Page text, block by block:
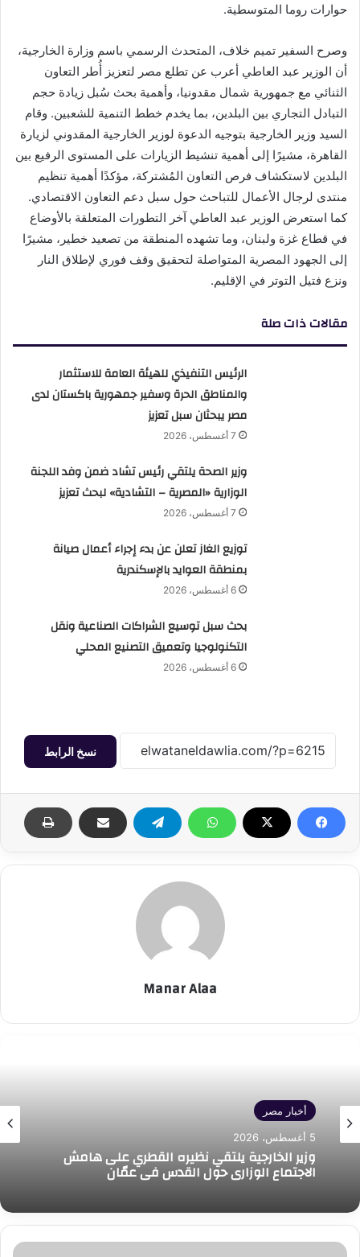
حوارات روما المتوسطية.
وصرح السفير تميم خلاف، المتحدث الرسمي باسم وزارة الخارجية،
أن الوزير عبد العاطي أعرب عن تطلع مصر لتعزيز أُطر التعاون
الثنائي مع جمهورية شمال مقدونيا، وأهمية بحث سُبل زيادة حجم
التبادل التجاري بين البلدين، بما يخدم خطط التنمية للشعبين. وقام
السيد وزير الخارجية بتوجيه الدعوة لوزير الخارجية المقدوني لزيارة
القاهرة، مشيرًا إلى أهمية تنشيط الزيارات على المستوى الرفيع بين
البلدين لاستكشاف فرص التعاون المُشتركة، مؤكدًا أهمية تنظيم
منتدى لرجال الأعمال للتباحث حول سبل دعم التعاون الاقتصادي.
كما استعرض الوزير عبد العاطي آخر التطورات المتعلقة بالأوضاع
في قطاع غزة ولبنان، وما تشهده المنطقة من تصعيد خطير، مشيرًا
إلى الجهود المصرية المتواصلة لتحقيق وقف فوري لإطلاق النار
ونزع فتيل التوتر في الإقليم.
مقالات ذات صلة
الرئيس التنفيذي للهيئة العامة للاستثمار
والمناطق الحرة وسفير جمهورية باكستان لدى
مصر يبحثان سبل تعزيز
7 أغسطس، 2026
وزير الصحة يلتقي رئيس تشاد ضمن وفد اللجنة
الوزارية «المصرية – التشادية» لبحث تعزيز
7 أغسطس، 2026
توزيع الغاز تعلن عن بدء إجراء أعمال صيانة
بمنطقة العوايد بالإسكندرية
6 أغسطس، 2026
بحث سبل توسيع الشراكات الصناعية ونقل
التكنولوجيا وتعميق التصنيع المحلي
6 أغسطس، 2026
نسخ الرابط
Manar Alaa
أخبار مصر
5 أغسطس، 2026
وزير الخارجية يلتقي نظيره القطري على هامش
الاجتماع الوزاري حول القدس في عمّان
وزيرة